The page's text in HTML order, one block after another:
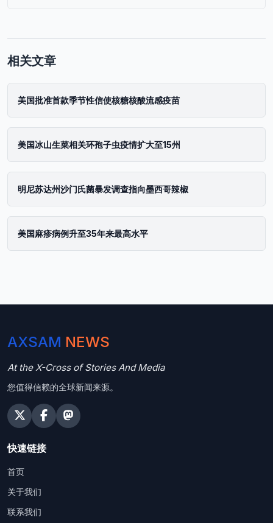
相关文章
美国批准首款季节性信使核糖核酸流感疫苗
美国冰山生菜相关环孢子虫疫情扩大至15州
明尼苏达州沙门氏菌暴发调查指向墨西哥辣椒
美国麻疹病例升至35年来最高水平
AXSAM NEWS
At the X-Cross of Stories And Media
您值得信赖的全球新闻来源。
快速链接
首页
关于我们
联系我们